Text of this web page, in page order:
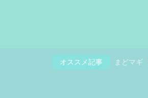
オススメ記事 まどマギ